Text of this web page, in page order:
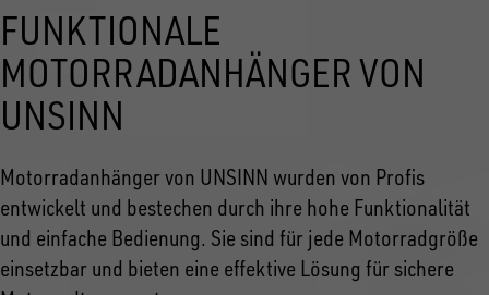
FUNKTIONALE
MOTORRADANHÄNGER VON
UNSINN
Motorradanhänger von UNSINN wurden von Profis
entwickelt und bestechen durch ihre hohe Funktionalität
und einfache Bedienung. Sie sind für jede Motorradgröße
einsetzbar und bieten eine effektive Lösung für sichere